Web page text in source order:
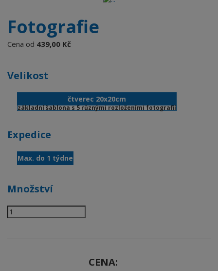
Fotografie
Cena od 439,00 Kč
Velikost
čtverec 20x20cm
základní šablona s 5 různými rozloženími fotografií
Expedice
Max. do 1 týdne
Množství
CENA